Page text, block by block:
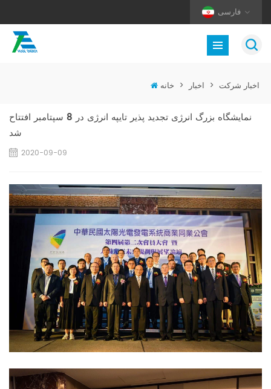
فارسی
خانه > اخبار > اخبار شرکت
نمایشگاه بزرگ انرژی تجدید پذیر تایپه انرژی در 8 سپتامبر افتتاح
شد
2020-09-09